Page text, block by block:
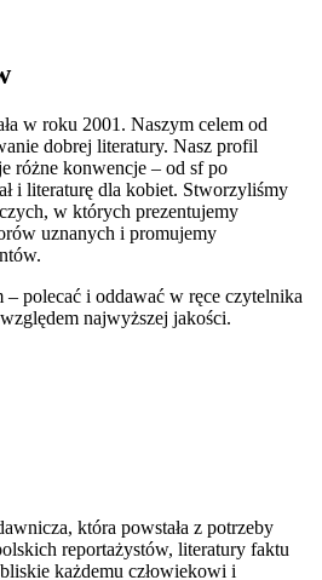
w roku 2001. Naszym celem od
dobrej literatury. Nasz profil
różne konwencje – od sf po
i literaturę dla kobiet. Stworzyliśmy
w których prezentujemy
uznanych i promujemy
– polecać i oddawać w ręce czytelnika
najwyższej jakości.
która powstała z potrzeby
reportażystów, literatury faktu
każdemu człowiekowi i